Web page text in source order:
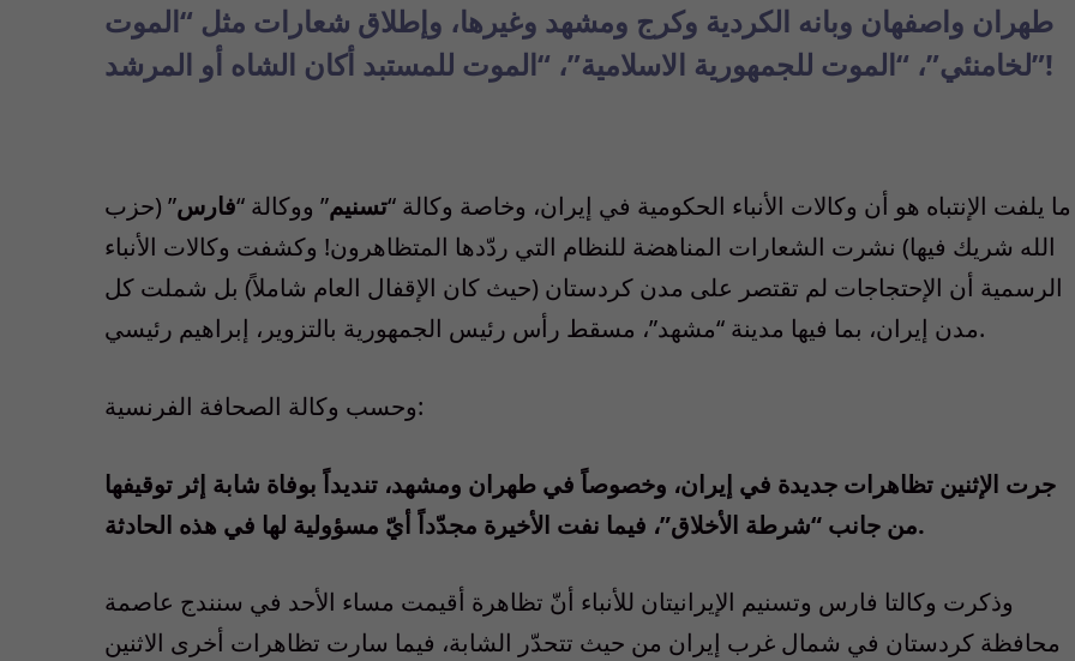
طهران واصفهان وبانه الكردية وكرج ومشهد وغيرها، وإطلاق شعارات مثل “الموت
لخامنئي”، “الموت للجمهورية الاسلامية”، “الموت للمستبد أكان الشاه أو المرشد”!
ما يلفت الإنتباه هو أن وكالات الأنباء الحكومية في إيران، وخاصة وكالة “تسنيم” ووكالة “فارس” (حزب
الله شريك فيها) نشرت الشعارات المناهضة للنظام التي ردّدها المتظاهرون! وكشفت وكالات الأنباء
الرسمية أن الإحتجاجات لم تقتصر على مدن كردستان (حيث كان الإقفال العام شاملاً) بل شملت كل
مدن إيران، بما فيها مدينة “مشهد”، مسقط رأس رئيس الجمهورية بالتزوير، إبراهيم رئيسي.
وحسب وكالة الصحافة الفرنسية:
جرت الإثنين تظاهرات جديدة في إيران، وخصوصاً في طهران ومشهد، تنديداً بوفاة شابة إثر توقيفها
من جانب “شرطة الأخلاق”، فيما نفت الأخيرة مجدّداً أيّ مسؤولية لها في هذه الحادثة.
وذكرت وكالتا فارس وتسنيم الإيرانيتان للأنباء أنّ تظاهرة أقيمت مساء الأحد في سنندج عاصمة
محافظة كردستان في شمال غرب إيران من حيث تتحدّر الشابة، فيما سارت تظاهرات أخرى الاثنين